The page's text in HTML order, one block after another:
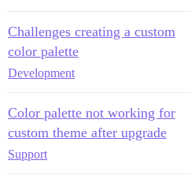
Challenges creating a custom
color palette
Development
Color palette not working for
custom theme after upgrade
Support